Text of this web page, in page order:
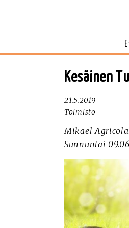
Kesäinen
21.5.2019
Toimisto
Mikael
Sunnuntai